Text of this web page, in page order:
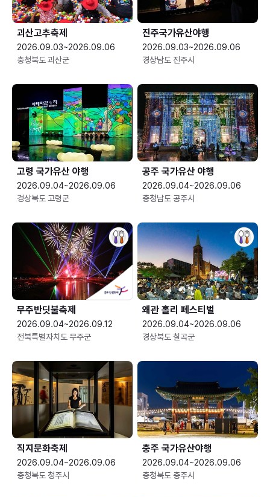
괴산고추축제
2026.09.03~2026.09.06
충청북도 괴산군
진주국가유산야행
2026.09.03~2026.09.06
경상남도 진주시
고령 국가유산 야행
2026.09.04~2026.09.06
경상북도 고령군
공주 국가유산 야행
2026.09.04~2026.09.06
충청남도 공주시
무주반딧불축제
2026.09.04~2026.09.12
전북특별자치도 무주군
왜관 홀리 페스티벌
2026.09.04~2026.09.06
경상북도 칠곡군
직지문화축제
2026.09.04~2026.09.06
충청북도 청주시
충주 국가유산야행
2026.09.04~2026.09.06
충청북도 충주시